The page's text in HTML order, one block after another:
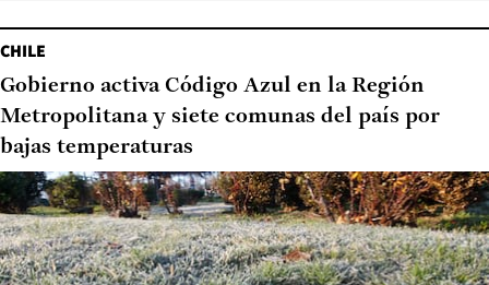
CHILE
Gobierno activa Código Azul en la Región
Metropolitana y siete comunas del país por
bajas temperaturas